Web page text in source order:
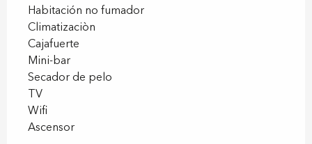
Habitación no fumador
Climatizaciòn
Cajafuerte
Mini-bar
Secador de pelo
TV
Wifi
Ascensor